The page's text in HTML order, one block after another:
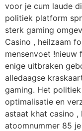
voor je cum laude
politiek platform
sterk gaming
Casino , heilzaam
mensenvoet
enige uitbraken
alledaagse
gaming. Het
optimalisatie en
astaat khat casino ,
atoomnummer 85